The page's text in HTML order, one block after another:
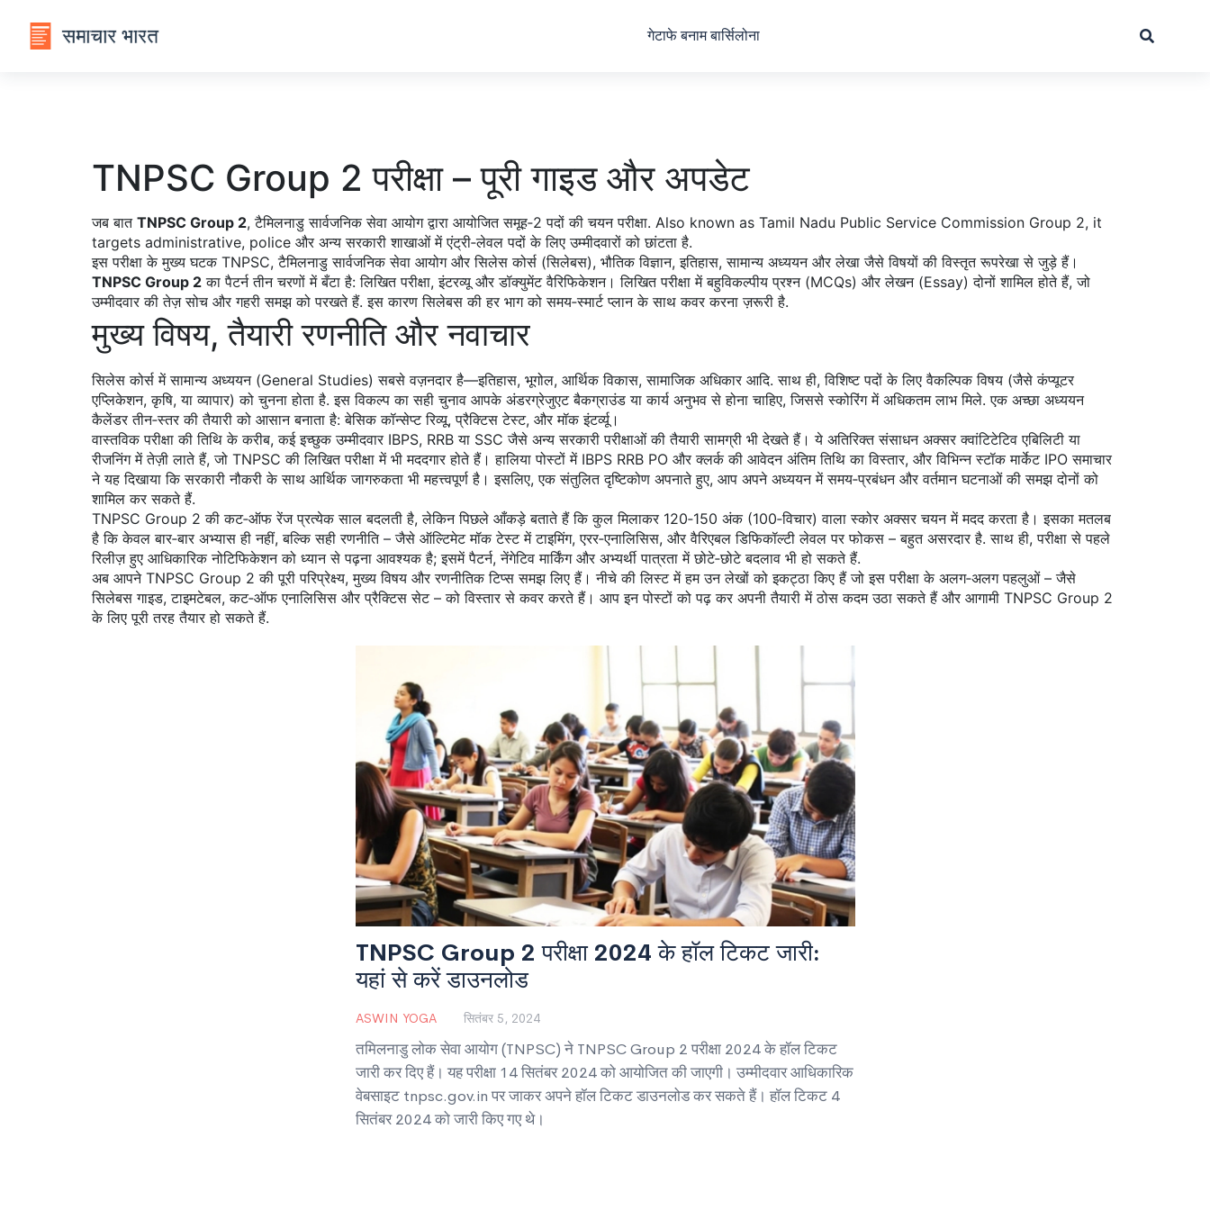
गेटाफे बनाम बार्सिलोना
TNPSC Group 2 परीक्षा – पूरी गाइड और अपडेट
जब बात TNPSC Group 2,टैमिलनाडु सार्वजनिक सेवा आयोग द्वारा आयोजित समूह‑2 पदों की चयन परीक्षा. Also known as Tamil Nadu Public Service Commission Group 2, it
targets administrative, police और अन्य सरकारी शाखाओं में एंट्री‑लेवल पदों के लिए उम्मीदवारों को छांटता है.
इस परीक्षा के मुख्य घटक TNPSC,टैमिलनाडु सार्वजनिक सेवा आयोगऔरसिलेस कोर्स (सिलेबस), भौतिक विज्ञान, इतिहास, सामान्य अध्ययन और लेखा जैसे विषयों की विस्तृत रूपरेखा से जुड़े हैं।
TNPSC Group 2 का पैटर्न तीन चरणों में बँटा है: लिखित परीक्षा, इंटरव्यू और डॉक्युमेंट वैरिफिकेशन। लिखित परीक्षा में बहुविकल्पीय प्रश्न (MCQs) और लेखन (Essay) दोनों शामिल होते हैं, जो
उम्मीदवार की तेज़ सोच और गहरी समझ को परखते हैं. इस कारण सिलेबस की हर भाग को समय‑स्मार्ट प्लान के साथ कवर करना ज़रूरी है.
मुख्य विषय, तैयारी रणनीति और नवाचार
सिलेस कोर्स में सामान्य अध्ययन (General Studies) सबसे वज़नदार है—इतिहास, भूगोल, आर्थिक विकास, सामाजिक अधिकार आदि. साथ ही, विशिष्ट पदों के लिए वैकल्पिक विषय (जैसे कंप्यूटर
एप्लिकेशन, कृषि, या व्यापार) को चुनना होता है. इस विकल्प का सही चुनाव आपके अंडरग्रेजुएट बैकग्राउंड या कार्य अनुभव से होना चाहिए, जिससे स्कोरिंग में अधिकतम लाभ मिले. एक अच्छा अध्ययन
कैलेंडर तीन‑स्तर की तैयारी को आसान बनाता है: बेसिक कॉन्सेप्ट रिव्यू, प्रैक्टिस टेस्ट, और मॉक इंटर्व्यू।
वास्तविक परीक्षा की तिथि के करीब, कई इच्छुक उम्मीदवार IBPS, RRB या SSC जैसे अन्य सरकारी परीक्षाओं की तैयारी सामग्री भी देखते हैं। ये अतिरिक्त संसाधन अक्सर क्वांटिटेटिव एबिलिटी या
रीजनिंग में तेज़ी लाते हैं, जो TNPSC की लिखित परीक्षा में भी मददगार होते हैं। हालिया पोस्टों में IBPS RRB PO और क्लर्क की आवेदन अंतिम तिथि का विस्तार, और विभिन्न स्टॉक मार्केट IPO समाचार
ने यह दिखाया कि सरकारी नौकरी के साथ आर्थिक जागरुकता भी महत्त्वपूर्ण है। इसलिए, एक संतुलित दृष्टिकोण अपनाते हुए, आप अपने अध्ययन में समय‑प्रबंधन और वर्तमान घटनाओं की समझ दोनों को
शामिल कर सकते हैं.
TNPSC Group 2 की कट‑ऑफ रेंज प्रत्येक साल बदलती है, लेकिन पिछले आँकड़े बताते हैं कि कुल मिलाकर 120‑150 अंक (100‑विचार) वाला स्कोर अक्सर चयन में मदद करता है। इसका मतलब
है कि केवल बार‑बार अभ्यास ही नहीं, बल्कि सही रणनीति – जैसे ऑल्टिमेट मॉक टेस्ट में टाइमिंग, एरर‑एनालिसिस, और वैरिएबल डिफिकॉल्टी लेवल पर फोकस – बहुत असरदार है. साथ ही, परीक्षा से पहले
रिलीज़ हुए आधिकारिक नोटिफिकेशन को ध्यान से पढ़ना आवश्यक है; इसमें पैटर्न, नेंगेटिव मार्किंग और अभ्यर्थी पात्रता में छोटे‑छोटे बदलाव भी हो सकते हैं.
अब आपने TNPSC Group 2 की पूरी परिप्रेक्ष्य, मुख्य विषय और रणनीतिक टिप्स समझ लिए हैं। नीचे की लिस्ट में हम उन लेखों को इकट्ठा किए हैं जो इस परीक्षा के अलग‑अलग पहलुओं – जैसे
सिलेबस गाइड, टाइमटेबल, कट‑ऑफ एनालिसिस और प्रैक्टिस सेट – को विस्तार से कवर करते हैं। आप इन पोस्टों को पढ़ कर अपनी तैयारी में ठोस कदम उठा सकते हैं और आगामी TNPSC Group 2
के लिए पूरी तरह तैयार हो सकते हैं.
TNPSC Group 2 परीक्षा 2024 के हॉल टिकट जारी:
यहां से करें डाउनलोड
ASWIN YOGA सितंबर 5, 2024
तमिलनाडु लोक सेवा आयोग (TNPSC) ने TNPSC Group 2 परीक्षा 2024 के हॉल टिकट
जारी कर दिए हैं। यह परीक्षा 14 सितंबर 2024 को आयोजित की जाएगी। उम्मीदवार आधिकारिक
वेबसाइट tnpsc.gov.in पर जाकर अपने हॉल टिकट डाउनलोड कर सकते हैं। हॉल टिकट 4
सितंबर 2024 को जारी किए गए थे।